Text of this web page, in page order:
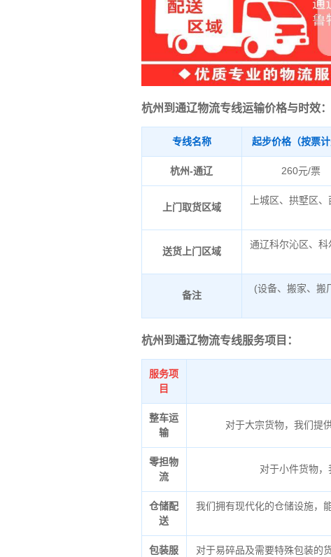
杭州到通辽物流专线运输价格与时效：
专线名称 起步价格（按票计
杭州-通辽 260元/票
上门取货区域
上城区、拱墅区
送货上门区域
通辽科尔沁区、
备注
(设备、搬家、搬
杭州到通辽物流专线服务项目：
服务项
目
整车运
输
对于大宗货物，我们提
零担物
流
对于小件货物
仓储配
送
我们拥有现代化的仓储设施，
包装服
对于易碎品及需要特殊包装的